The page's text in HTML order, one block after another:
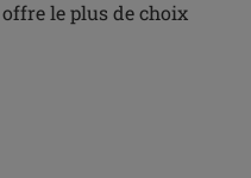
le plus de choix